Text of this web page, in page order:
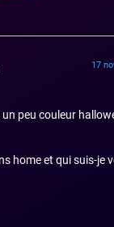
17
peu couleur
home et qui suis-je